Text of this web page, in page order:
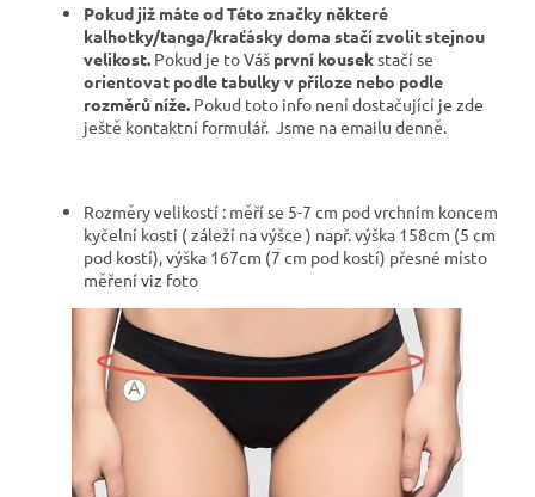
Pokud již máte od Této značky některé
kalhotky/tanga/kraťásky doma stačí zvolit stejnou
velikost. Pokud je to Váš první kousekstačí se
orientovat podle tabulky v příloze nebo podle
rozměrů níže. Pokud toto info není dostačující je zde
ještě kontaktní formulář. Jsme na emailu denně.
Rozměry velikostí : měří se 5-7 cm pod vrchním koncem
kyčelní kosti ( záleží na výšce ) např. výška 158cm (5 cm
pod kostí), výška 167cm (7 cm pod kostí) přesné místo
měření viz foto